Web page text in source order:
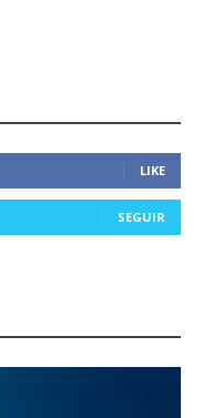
LIKE
SEGUIR